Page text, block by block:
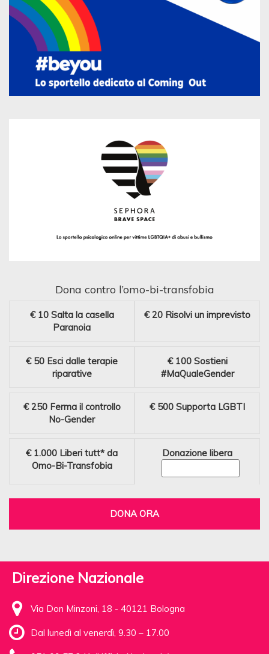
Dona contro l’omo-bi-transfobia
€ 10 Salta la casella
Paranoia
€ 20 Risolvi un imprevisto
€ 50 Esci dalle terapie
riparative
€ 100 Sostieni
#MaQualeGender
€ 250 Ferma il controllo
No-Gender
€ 500 Supporta LGBTI
€ 1.000 Liberi tutt* da
Omo-Bi-Transfobia
Donazione libera
DONA ORA
Direzione Nazionale
Via Don Minzoni, 18 - 40121 Bologna
Dal lunedì al venerdì, 9.30 – 17.00